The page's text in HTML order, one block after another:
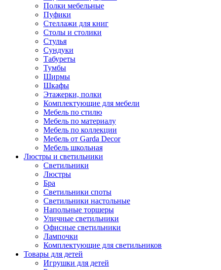
Полки мебельные
Пуфики
Стеллажи для книг
Столы и столики
Стулья
Сундуки
Табуреты
Тумбы
Ширмы
Шкафы
Этажерки, полки
Комплектующие для мебели
Мебель по стилю
Мебель по материалу
Мебель по коллекции
Мебель от Garda Decor
Мебель школьная
Люстры и светильники
Светильники
Люстры
Бра
Светильники споты
Светильники настольные
Напольные торшеры
Уличные светильники
Офисные светильники
Лампочки
Комплектующие для светильников
Товары для детей
Игрушки для детей